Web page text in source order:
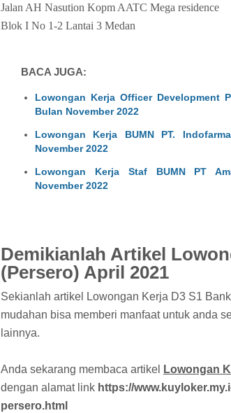
Jalan AH Nasution Kopm AATC Mega residence
Blok I No 1-2 Lantai 3 Medan
BACA JUGA:
Lowongan Kerja Officer Development
Bulan November 2022
Lowongan Kerja BUMN PT.
November 2022
Lowongan Kerja Staf BUMN PT
November 2022
Demikianlah Artikel
(Persero) April 2021
Sekianlah artikel Lowongan Kerja D3 S1
mudahan bisa memberi manfaat untuk anda
lainnya.
Anda sekarang membaca artikel
Lowongan
dengan alamat link https://
persero.html